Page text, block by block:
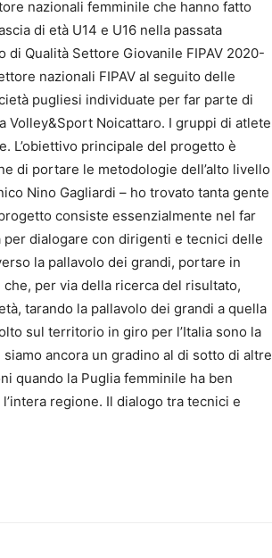
nazionali femminile che hanno fatto
di età U14 e U16 nella passata
Qualità Settore Giovanile FIPAV 2020-
nazionali FIPAV al seguito delle
pugliesi individuate per far parte di
Volley&Sport Noicattaro. I gruppi di atlete
L’obiettivo principale del progetto è
di portare le metodologie dell’alto livello
Nino Gagliardi – ho trovato tanta gente
consiste essenzialmente nel far
dialogare con dirigenti e tecnici delle
la pallavolo dei grandi, portare in
per via della ricerca del risultato,
tarando la pallavolo dei grandi a quella
sul territorio in giro per l’Italia sono la
ancora un gradino al di sotto di altre
quando la Puglia femminile ha ben
regione. Il dialogo tra tecnici e